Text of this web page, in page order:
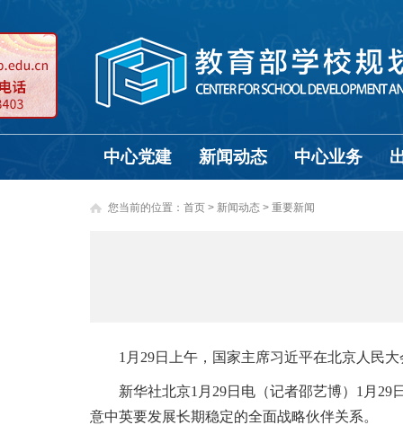
中心党建 新闻动态 中心业务
您当前的位置： 首页 > 新闻动态 > 重要新闻
1月29日上午，国家主席习近平在北京人民大
新华社北京1月29日电（记者邵艺博）1月29
意中英要发展长期稳定的全面战略伙伴关系。